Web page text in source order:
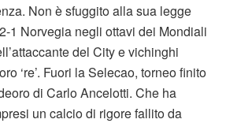
Non è sfuggito alla sua legge
1 Norvegia negli ottavi dei Mondiali
del City e vichinghi
‘re’. Fuori la Selecao, torneo finito
di Carlo Ancelotti. Che ha
un calcio di rigore fallito da